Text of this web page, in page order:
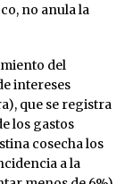
no anula la
del
intereses
que se registra
los gastos
cosecha los
a la